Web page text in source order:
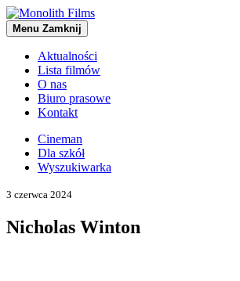
Menu Zamknij
Aktualności
Lista filmów
O nas
Biuro prasowe
Kontakt
Cineman
Dla szkół
Wyszukiwarka
3 czerwca 2024
Nicholas Winton